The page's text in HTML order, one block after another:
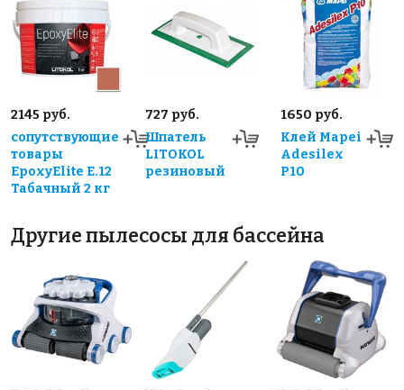
2145 руб.
сопутствующие
товары
EpoxyElite E.12
Табачный 2 кг
727 руб.
Шпатель
LITOKOL
резиновый
1650 руб.
Клей Mapei
Adesilex
P10
Другие пылесосы для бассейна